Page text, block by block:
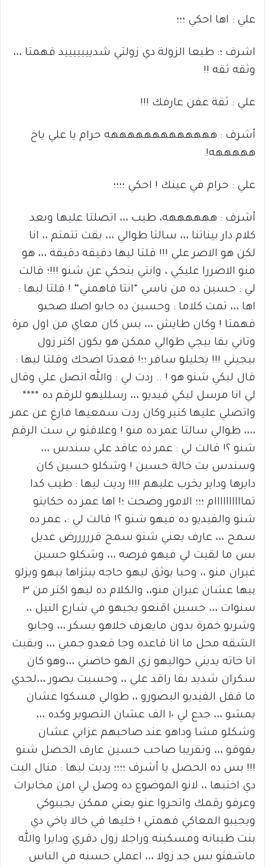
علي : اها احكي ؛؛؛
اشرف ؛: طبعا الزولة دي زولتي شديييييييد فهمتا ،،،
وثقه ثقه !!
علي : ثقة عفن عارفك !!!
أشرف : هههههههههههههه حرام يا علي ياخ
هههههه!
علي : حرام في عينك ! احكي ؛؛؛؛
أشرف : ههههههه، طيب ،،، اتصلتا عليها وبعد
كلام دار بيناتنا ،،، سالتا طوالي ،،، بقت تتمتم ،، انا
لكن هو الاصر علي !!! قلتا ليها دقيقه دقيقة ،،، هو
منو الاصررا عليكي ، وانتي بتحكي عن شنو !!!؛ قالت
لي : حسين ده من ناسي “انتا فاهمني” ! قلتا ليها :
اها ،،، تمت كلاما : وحسين ده جابو اصلا صحبو
فهمتا ! وكان طايش ،،، بس كان معاي من اول مرة
وتاني بقا بيجي طوالي ممكن هو يكون اكتر زول
بيجيني !!! يحليلو سافر ؛؛! قعدتا اضحك وقلتا ليها :
قال ليكي شنو هو ! .. ردت لي : والله اتصل علي وقال
لي انا مرسل ليكي فيديو ،،، رسلليهو للرقم ده ****
واتصلي عليها كتير وكان ردت سمعيها فارغ عن عمر
،،،، طوالي سالتا عمر ده منو ! وعلاقتو بي ست الرقم
شنو ؟! قالت لي : عمر ده عاقد علي سندس ،،،
وسندس بت خالة حسين ! وشكلو حسين كان
دايرها وداير يخرب عليهم !!!! رديت ليها : طيب كدا
تماااااااااام ؛؛؛ الامور وضحت ؛! اها عمر ده حكايتو
شنو والفيديو ده فيهو شنو ؟! قالت لي :، عمر ده
سمح ،،، عارف يعني شنو سمح قرررررض عديل
بس ما لقيت لي فيهو فرصه ،،، وشكلو حسين
غيران منو ،، وحبا يوثق ليهو حاجه يبتزاها بيهو ويزلو
بيها عشان غيران منو،، والكلام ده ليهو اكتر من ٣
سنوات ،،، حسين اقنعو يجيهو في شارع النيل ،،
وشربو خمرة بدون مايعرف خلاهو يسكر ،،، وجابو
الشقه محل ما انا قاعده وجا قعدو جمبي ،،، وبقيت
انا خاته يديني حواليهو زي الهو حاضني ،،،وهو كان
سكران شديد بقا راقد علي ،، وحسيت يصور ،،،لحدي
ما قفل الفيديو البصورو ،، طوالي مسكوا عشان
يمشو ،،، جدع لي ١٠ الف عشان التصوير وكده ،،،
وشكلو مشا وداهو عند صاحبهم عزابي عشان
يفوقو ،،، وتقريبا صاحب حسين عارف الحصل شنو
!!! بس ده الحصل يا أشرف ؛؛؛؛ رديت ليها : منال البت
دي اختيها ،، لانو الموضوع ده وصل لي امن مخابرات
وعرفو رقمك واتحروا عنو يعني ممكن يجيبوكي
ويجيبو المعاكي فهمتي ! خليها في خالا ياخي دي
بنت طيبانه ومسكينه وراجلا زول دقري ودايرا والله
ماشفتو بس جد زولا ،،، اعملي حسنه في الناس